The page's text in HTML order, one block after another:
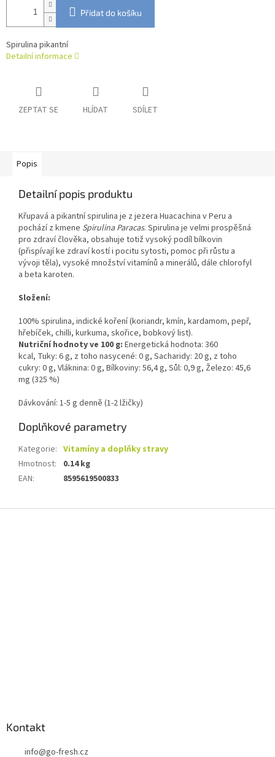
Přidat do košíku
Spirulina pikantní
Detailní informace
ZEPTAT SE HLÍDAT SDÍLET
Popis
Detailní popis produktu
Křupavá a pikantní spirulina je z jezera Huacachina v Peru a
pochází z kmene Spirulina Paracas. Spirulina je velmi prospěšná
pro zdraví člověka, obsahuje totiž vysoký podíl bílkovin
(přispívají ke zdraví kostí i pocitu sytosti, pomoc při růstu a
vývoji těla), vysoké množství vitamínů a minerálů, dále chlorofyl
a beta karoten.
Složení:
100% spirulina, indické koření (koriandr, kmín, kardamom, pepř,
hřebíček, chilli, kurkuma, skořice, bobkový list).
Nutriční hodnotyve 100 g: Energetická hodnota: 360
kcal, Tuky: 6 g, z toho nasycené: 0 g, Sacharidy: 20 g, z toho
cukry: 0 g, Vláknina: 0 g, Bílkoviny: 56,4 g, Sůl: 0,9 g, Železo: 45,6
mg (325 %)
Dávkování: 1-5 g denně (1-2 lžičky)
Doplňkové parametry
Kategorie: Vitamíny a doplňky stravy
Hmotnost:
0.14 kg
EAN: 8595619500833
Kontakt
info@go-fresh.cz